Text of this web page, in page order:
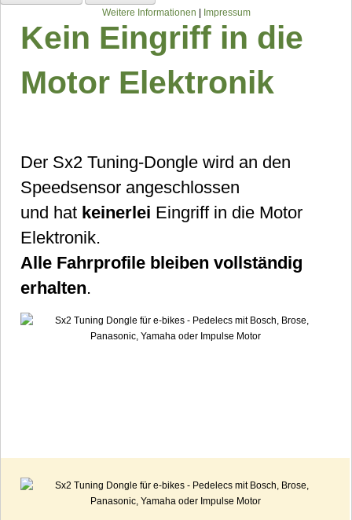
Kein Eingriff in die
Motor Elektronik
Der Sx2 Tuning-Dongle wird an den
Speedsensor angeschlossen
und hat keinerlei Eingriff in die Motor
Elektronik.
Alle Fahrprofile bleiben vollständig
erhalten.
Weitere Informationen | Impressum